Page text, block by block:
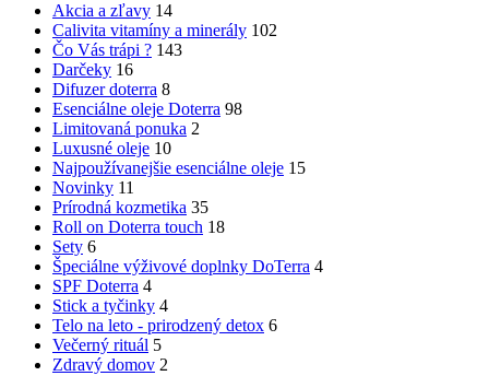
Akcia a zľavy 14
Calivita vitamíny a minerály 102
Čo Vás trápi ? 143
Darčeky 16
Difuzer doterra 8
Esenciálne oleje Doterra 98
Limitovaná ponuka 2
Luxusné oleje 10
Najpoužívanejšie esenciálne oleje 15
Novinky 11
Prírodná kozmetika 35
Roll on Doterra touch 18
Sety 6
Špeciálne výživové doplnky DoTerra 4
SPF Doterra 4
Stick a tyčinky 4
Telo na leto - prirodzený detox 6
Večerný rituál 5
Zdravý domov 2